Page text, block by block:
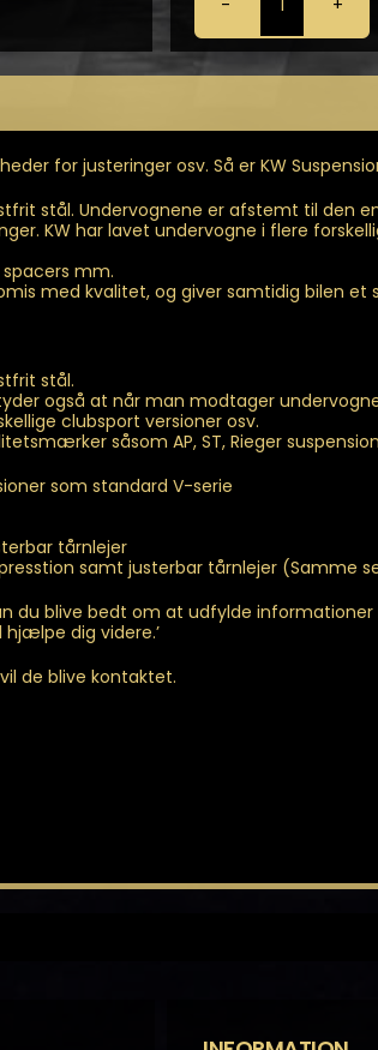
KW
-
til
MK8
(FN,
antal
for justeringer osv. Så er KW
stål. Undervognene er afstemt til den
KW har lavet undervogne i flere
mm.
med kvalitet, og giver samtidig bilen
stål.
også at når man modtager
clubsport versioner osv.
såsom AP, ST, Rieger suspension
som standard V-serie
tårnlejer
samt justerbar tårnlejer (Samme
du blive bedt om at udfylde
hjælpe dig videre.’
de blive kontaktet.